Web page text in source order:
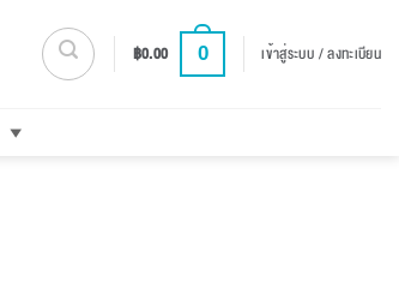
฿0.00 0 เข้าสู่ระบบ / ลงทะเบียน